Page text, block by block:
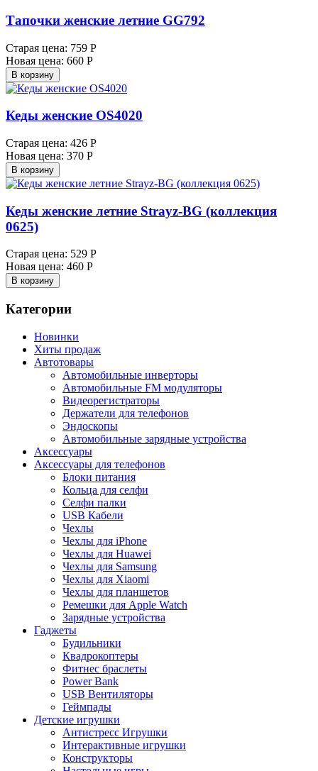
Тапочки женские летние GG792
Старая цена: 759 Р
Новая цена: 660 Р
В корзину
Кеды женские OS4020
Старая цена: 426 Р
Новая цена: 370 Р
В корзину
Кеды женские летние Strayz-BG (коллекция
0625)
Старая цена: 529 Р
Новая цена: 460 Р
В корзину
Категории
Новинки
Хиты продаж
Автотовары
Автомобильные инверторы
Автомобильные FM модуляторы
Видеорегистраторы
Держатели для телефонов
Эндоскопы
Автомобильные зарядные устройства
Аксессуары
Аксессуары для телефонов
Блоки питания
Кольца для селфи
Селфи палки
USB Кабели
Чехлы
Чехлы для iPhone
Чехлы для Huawei
Чехлы для Samsung
Чехлы для Xiaomi
Чехлы для планшетов
Ремешки для Apple Watch
Зарядные устройства
Гаджеты
Будильники
Квадрокоптеры
Фитнес браслеты
Power Bank
USB Вентиляторы
Геймпады
Детские игрушки
Антистресс Игрушки
Интерактивные игрушки
Конструкторы